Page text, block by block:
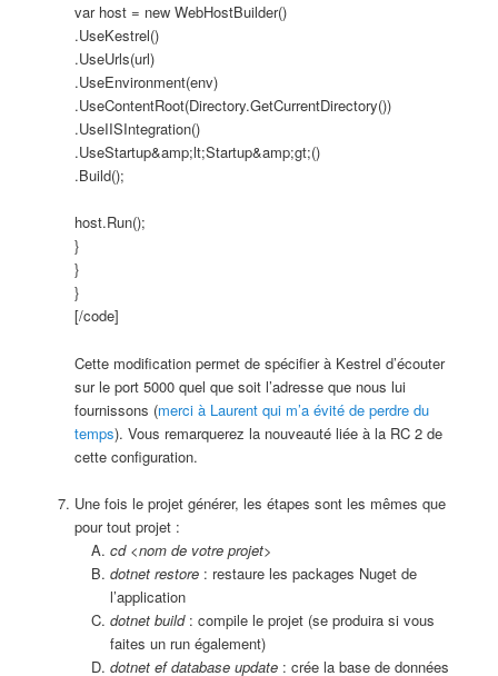
var host = new WebHostBuilder()
.UseKestrel()
.UseUrls(url)
.UseEnvironment(env)
.UseContentRoot(Directory.GetCurrentDirectory())
.UseIISIntegration()
.UseStartup&amp;lt;Startup&amp;gt;()
.Build();
host.Run();
}
}
}
[/code]
Cette modification permet de spécifier à Kestrel d’écouter
sur le port 5000 quel que soit l’adresse que nous lui
fournissons (merci à Laurent qui m’a évité de perdre du
temps). Vous remarquerez la nouveauté liée à la RC 2 de
cette configuration.
Une fois le projet générer, les étapes sont les mêmes que
pour tout projet :
cd <nom de votre projet>
dotnet restore : restaure les packages Nuget de
l’application
dotnet build: compile le projet (se produira si vous
faites un run également)
dotnet ef database update : crée la base de données